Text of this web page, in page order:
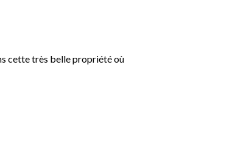
cette très belle propriété où